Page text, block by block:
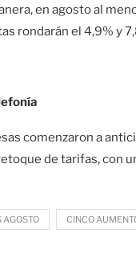
en agosto al
rondarán el 4,9% y
comenzaron a
de tarifas, con
AGOSTO CINCO